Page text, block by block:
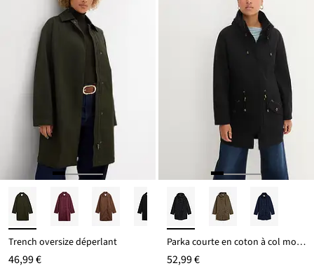
Trench oversize déperlant
46,99 €
Parka courte en coton à col montant, cintrée
52,99 €